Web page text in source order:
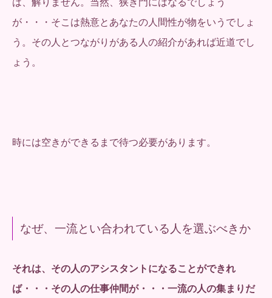
は、解りません。当然、狭き門にはなるでしょう
が・・・そこは熱意とあなたの人間性が物をいうでしょ
う。その人とつながりがある人の紹介があれば近道でし
ょう。
時には空きができるまで待つ必要があります。
なぜ、一流とい合われている人を選ぶべきか
それは、その人のアシスタントになることができれ
ば・・・ その人の仕事仲間が・・・一流の人の集まりだ